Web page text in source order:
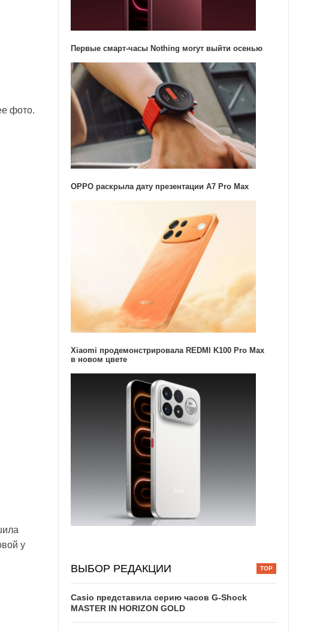
фото.
у
Первые смарт-часы Nothing могут выйти осенью
OPPO раскрыла дату презентации A7 Pro Max
Xiaomi продемонстрировала REDMI K100 Pro Max
в новом цвете
ВЫБОР РЕДАКЦИИ
Casio представила серию часов G-Shock
MASTER IN HORIZON GOLD